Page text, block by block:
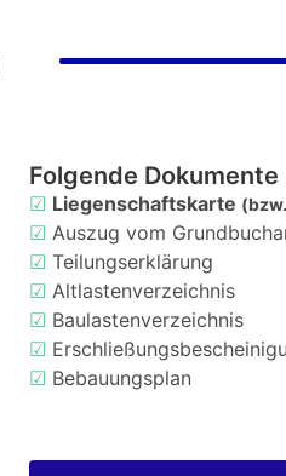
Folgende
☑ Liegenschaftskarte
☑ Auszug vom
☑ Teilungserklärung
☑ Altlastenverzeichnis
☑ Baulastenverzeichnis
☑
☑ Bebauungsplan